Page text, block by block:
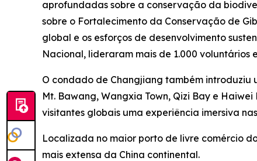
aprofundadas sobre a conservação da
sobre o Fortalecimento da Conservação de
global e os esforços de desenvolvimento
Nacional, lideraram mais de 1.000
O condado de Changjiang também introduziu
Mt. Bawang, Wangxia Town, Qizi Bay e
visitantes globais uma experiência imersiva
Localizada no maior porto de livre comércio
mais extensa da China continental.